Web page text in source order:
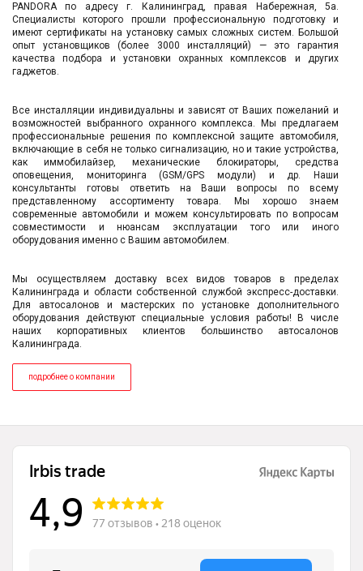
PANDORA по адресу г. Калининград, правая Набережная, 5а.
Специалисты которого прошли профессиональную подготовку и
имеют сертификаты на установку самых сложных систем. Большой
опыт установщиков (более 3000 инсталляций) — это гарантия
качества подбора и установки охранных комплексов и других
гаджетов.
Все инсталляции индивидуальны и зависят от Ваших пожеланий и
возможностей выбранного охранного комплекса. Мы предлагаем
профессиональные решения по комплексной защите автомобиля,
включающие в себя не только сигнализацию, но и такие устройства,
как иммобилайзер, механические блокираторы, средства
оповещения, мониторинга (GSM/GPS модули) и др. Наши
консультанты готовы ответить на Ваши вопросы по всему
представленному ассортименту товара. Мы хорошо знаем
современные автомобили и можем консультировать по вопросам
совместимости и нюансам эксплуатации того или иного
оборудования именно с Вашим автомобилем.
Мы осуществляем доставку всех видов товаров в пределах
Калининграда и области собственной службой экспресс-доставки.
Для автосалонов и мастерских по установке дополнительного
оборудования действуют специальные условия работы! В числе
наших корпоративных клиентов большинство автосалонов
Калининграда.
подробнее о компании